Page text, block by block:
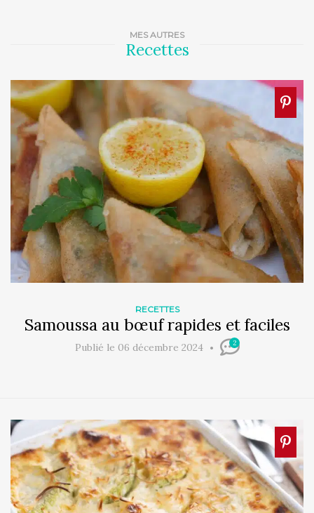
MES AUTRES
Recettes
RECETTES
Samoussa au bœuf rapides et faciles
Publié le 06 décembre 2024 2